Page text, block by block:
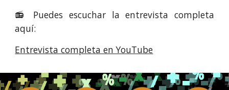
📻 Puedes escuchar la entrevista completa
aquí:
Entrevista completa en YouTube